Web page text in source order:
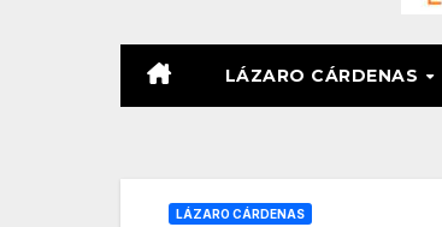
LÁZARO CÁRDENAS
LÁZARO CÁRDENAS